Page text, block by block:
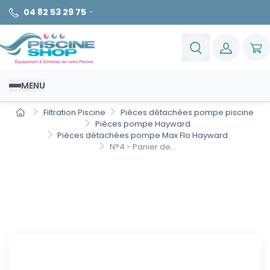
04 82 53 29 75 -
MENU
Filtration Piscine
Pièces détachées pompe piscine
Pièces pompe Hayward
Pièces détachées pompe Max Flo Hayward
N°4 - Panier de...